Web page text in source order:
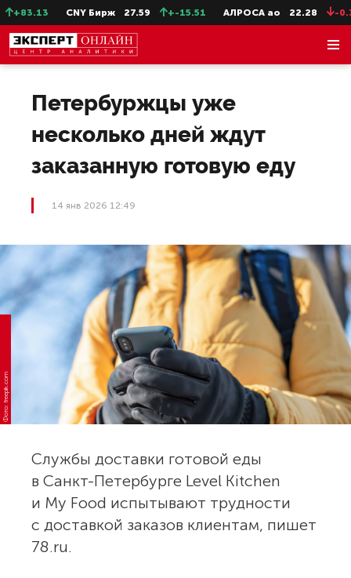
CNY Бирж 27.59 +-15.51 АЛРОСА ао 22.28 -0.31
Петербуржцы уже
несколько дней ждут
заказанную готовую еду
14 янв 2026 12:49
Фото: freepik.com
Службы доставки готовой еды
в Санкт-Петербурге Level Kitchen
и My Food испытывают трудности
с доставкой заказов клиентам, пишет
78.ru.